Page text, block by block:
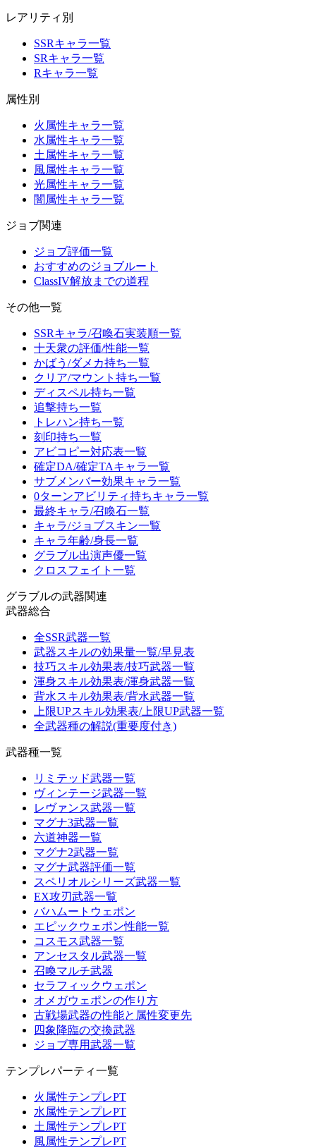
レアリティ別
SSRキャラ一覧
SRキャラ一覧
Rキャラ一覧
属性別
火属性キャラ一覧
水属性キャラ一覧
土属性キャラ一覧
風属性キャラ一覧
光属性キャラ一覧
闇属性キャラ一覧
ジョブ関連
ジョブ評価一覧
おすすめのジョブルート
ClassIV解放までの道程
その他一覧
SSRキャラ/召喚石実装順一覧
十天衆の評価/性能一覧
かばう/ダメカ持ち一覧
クリア/マウント持ち一覧
ディスペル持ち一覧
追撃持ち一覧
トレハン持ち一覧
刻印持ち一覧
アビコピー対応表一覧
確定DA/確定TAキャラ一覧
サブメンバー効果キャラ一覧
0ターンアビリティ持ちキャラ一覧
最終キャラ/召喚石一覧
キャラ/ジョブスキン一覧
キャラ年齢/身長一覧
グラブル出演声優一覧
クロスフェイト一覧
グラブルの武器関連
武器総合
全SSR武器一覧
武器スキルの効果量一覧/早見表
技巧スキル効果表/技巧武器一覧
渾身スキル効果表/渾身武器一覧
背水スキル効果表/背水武器一覧
上限UPスキル効果表/上限UP武器一覧
全武器種の解説(重要度付き)
武器種一覧
リミテッド武器一覧
ヴィンテージ武器一覧
レヴァンス武器一覧
マグナ3武器一覧
六道神器一覧
マグナ2武器一覧
マグナ武器評価一覧
スペリオルシリーズ武器一覧
EX攻刃武器一覧
バハムートウェポン
エピックウェポン性能一覧
コスモス武器一覧
アンセスタル武器一覧
召喚マルチ武器
セラフィックウェポン
オメガウェポンの作り方
古戦場武器の性能と属性変更先
四象降臨の交換武器
ジョブ専用武器一覧
テンプレパーティ一覧
火属性テンプレPT
水属性テンプレPT
土属性テンプレPT
風属性テンプレPT